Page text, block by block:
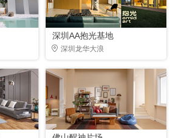
深圳AA抱光基地
深圳龙华大浪